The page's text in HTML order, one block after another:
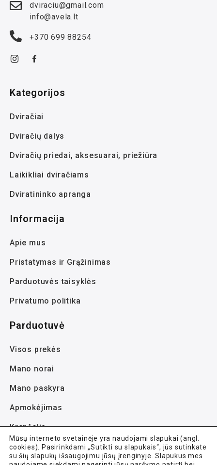
dviraciu@gmail.com
info@avela.lt
+370 699 88254
Kategorijos
Dviračiai
Dviračių dalys
Dviračių priedai, aksesuarai, priežiūra
Laikikliai dviračiams
Dviratininko apranga
Informacija
Apie mus
Pristatymas ir Grąžinimas
Parduotuvės taisyklės
Privatumo politika
Parduotuvė
Visos prekės
Mano norai
Mano paskyra
Apmokėjimas
Krepšelis
Mūsų interneto svetainėje yra naudojami slapukai (angl.
cookies). Pasirinkdami „Sutikti su slapukais“, jūs sutinkate
su šių slapukų išsaugojimu jūsų įrenginyje. Slapukus mes